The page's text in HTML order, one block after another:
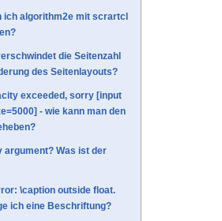
ich algorithm2e mit scrartcl
die Seitenzahl
des Seitenlayouts?
exceeded, sorry [input
- wie kann man den
argument? Was ist der
\caption outside float.
ich eine Beschriftung?